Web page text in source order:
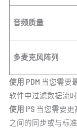
音频质量
多麦克风阵列
使用 PDM 当您需要
软件中过滤数据流
使用 I²S 当您需要
之间的同步或与标